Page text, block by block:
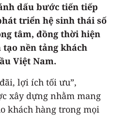
dấu bước tiến tiếp
triển hệ sinh thái số
tâm, đồng thời hiện
nền tảng khách
Việt Nam.
lợi ích tối ưu”,
xây dựng nhằm mang
khách hàng trong mọi